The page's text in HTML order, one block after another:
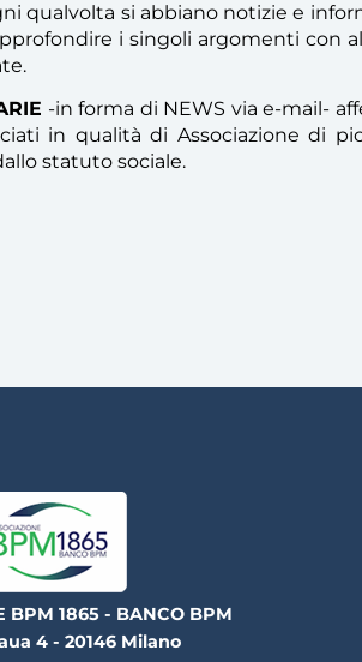
qualvolta si abbiano notizie e
i singoli argomenti con
-in forma di NEWS via e-mail-
in qualità di Associazione di
statuto sociale.
BPM 1865 - BANCO BPM
4 - 20146 Milano